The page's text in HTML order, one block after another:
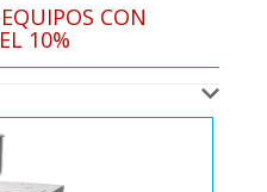
CON
10%